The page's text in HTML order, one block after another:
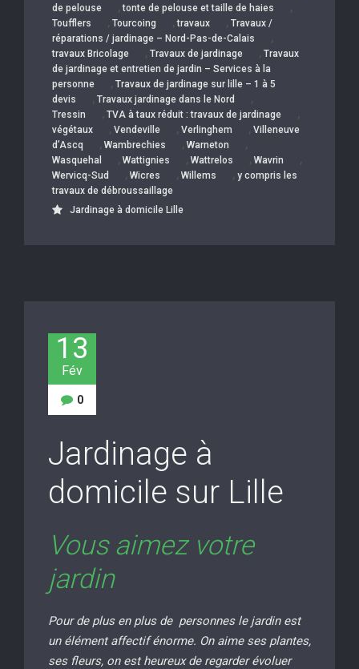
de pelouse
,tonte de pelouse et taille de haies ,
Toufflers , Tourcoing ,travaux , Travaux /
réparations / jardinage – Nord-Pas-de-Calais
,
travaux Bricolage , Travaux de jardinage , Travaux
de jardinage et entretien de jardin – Services à la
personne
, Travaux de jardinage sur lille – 1 à 5
devis
, Travaux jardinage dans le Nord ,
Tressin , TVA à taux réduit : travaux de jardinage ,
végétaux , Vendeville , Verlinghem , Villeneuve
d’Ascq
, Wambrechies , Warneton ,
Wasquehal , Wattignies , Wattrelos , Wavrin ,
Wervicq-Sud , Wicres , Willems , y compris les
travaux de débroussaillage
Jardinage à domicile Lille
13
Fév
0
Jardinage à
domicile sur Lille
Vous aimez votre
jardin
Pour de plus en plus de personnes le jardin est
un élément affectif énorme. On aime ses plantes,
ses fleurs, on est heureux de regarder évoluer